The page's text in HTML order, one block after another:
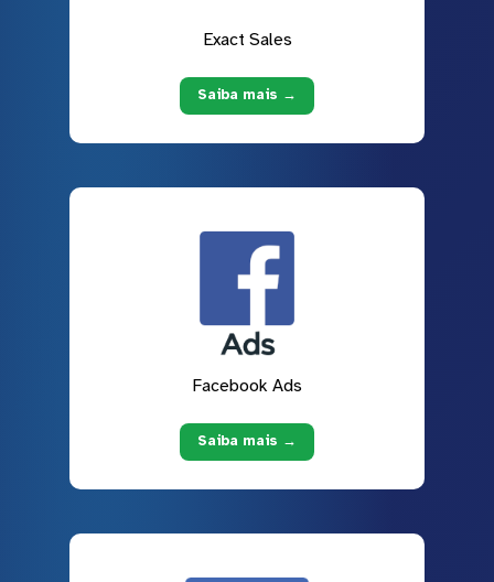
Exact Sales
Saiba mais →
Facebook Ads
Saiba mais →